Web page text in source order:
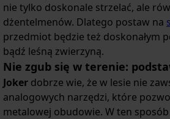
nie tylko doskonale strzelać, ale
dżentelmenów. Dlatego postaw na
przedmiot będzie też doskonałym
bądź leśną zwierzyną.
Nie zgub się w terenie:
Joker dobrze wie, że w lesie nie
analogowych narzędzi, które
metalowej obudowie. W ten